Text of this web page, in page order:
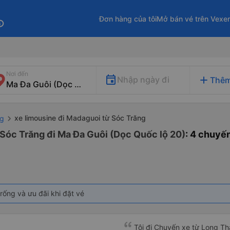
Đơn hàng của tôiMở bán vé trên
Nơi đến
Nhập ngày đi add
xe limousine đi Madaguoi từ Sóc Trăng
Trăng đi Ma Đa Guôi (Dọc Quốc lộ 20): 4
và ưu đãi khi đặt vé
Tôi đi Chuyến xe từ Long